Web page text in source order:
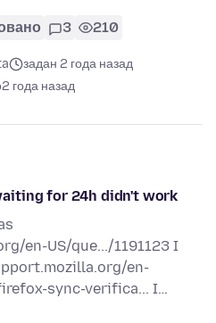
3 210
задан 2 года назад
2 года назад
for 24h didn't work
en-US/que.../1191123 I
en-
sync-verifica... I…